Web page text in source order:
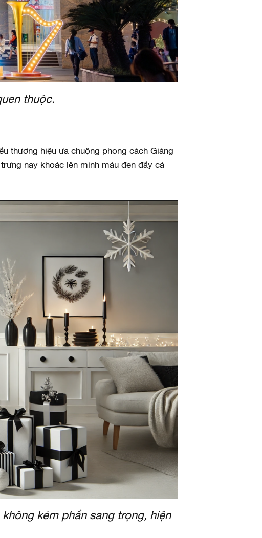
thuộc.
thương hiệu ưa chuộng phong cách Giáng
nay khoác lên mình màu đen đầy cá
kém phần sang trọng, hiện